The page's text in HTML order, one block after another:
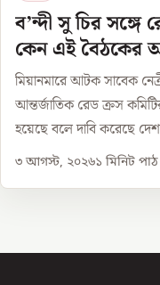
ব’ন্দী সু চির সঙ্গে
কেন এই
মিয়ানমারে আটক সাবেক
আন্তর্জাতিক রেড ক্রস
হয়েছে বলে দাবি করেছে
৩ আগস্ট, ২০২৬১ মিনিট পাঠ